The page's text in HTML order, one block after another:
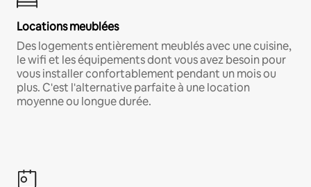
Locations meublées
Des logements entièrement meublés avec une cuisine,
le wifi et les équipements dont vous avez besoin pour
vous installer confortablement pendant un mois ou
plus. C'est l'alternative parfaite à une location
moyenne ou longue durée.